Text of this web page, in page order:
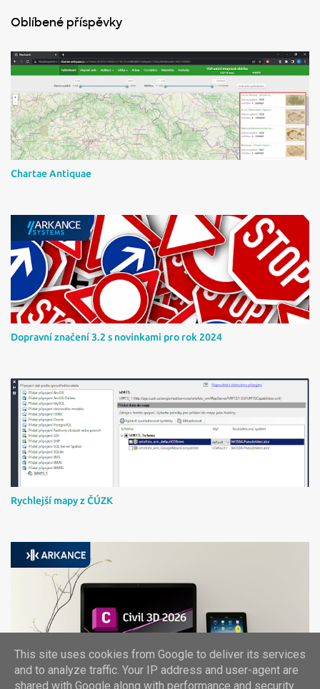
ř
e
Oblíbené příspěvky
Chartae Antiquae
Dopravní značení 3.2 s novinkami pro rok 2024
Rychlejší mapy z ČÚZK
Instalace Civil 3D 2026 a českého country kitu
This site uses cookies from Google to deliver its services
and to analyze traffic. Your IP address and user-agent are
shared with Google along with performance and security